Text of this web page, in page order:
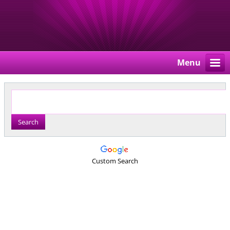
Menu
Custom Search